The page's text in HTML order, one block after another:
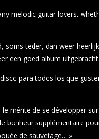
melodic guitar lovers,
soms teder, dan weer
een goed album
para todos los que
mérite de se développer
bonheur supplémentaire
de sauvetage… »